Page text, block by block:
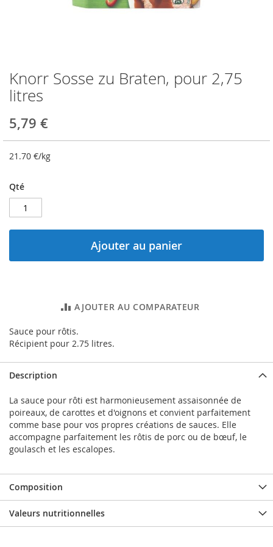
Skip
to
the
of
gallery
Knorr Sosse zu Braten, pour 2,75
litres
5,79 €
21.70 €/kg
Qté
Ajouter au panier
AJOUTER AU COMPARATEUR
Sauce pour rôtis.
Récipient pour 2.75 litres.
Description
La sauce pour rôti est harmonieusement assaisonnée de
poireaux, de carottes et d'oignons et convient parfaitement
comme base pour vos propres créations de sauces. Elle
accompagne parfaitement les rôtis de porc ou de bœuf, le
goulasch et les escalopes.
Composition
Valeurs nutritionnelles